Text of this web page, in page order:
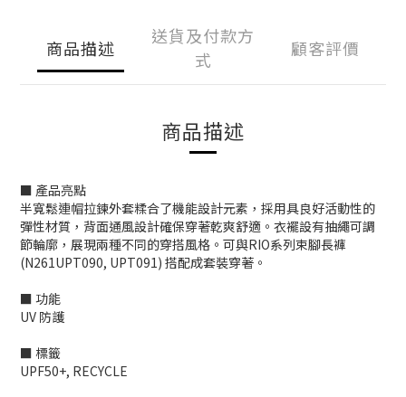
商品描述
送貨及付款方
式
顧客評價
商品描述
■ 產品亮點
半寬鬆連帽拉鍊外套糅合了機能設計元素，採用具良好活動性的
彈性材質，背面通風設計確保穿著乾爽舒適。衣襬設有抽繩可調
節輪廓，展現兩種不同的穿搭風格。可與RIO系列束腳長褲
(N261UPT090, UPT091) 搭配成套裝穿著。
■ 功能
UV 防護
■ 標籤
UPF50+, RECYCLE